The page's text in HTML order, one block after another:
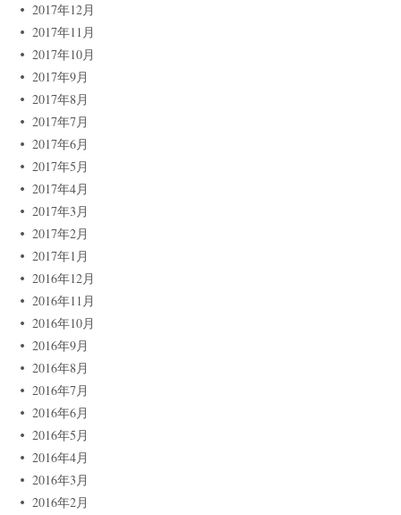
2017年12月
2017年11月
2017年10月
2017年9月
2017年8月
2017年7月
2017年6月
2017年5月
2017年4月
2017年3月
2017年2月
2017年1月
2016年12月
2016年11月
2016年10月
2016年9月
2016年8月
2016年7月
2016年6月
2016年5月
2016年4月
2016年3月
2016年2月